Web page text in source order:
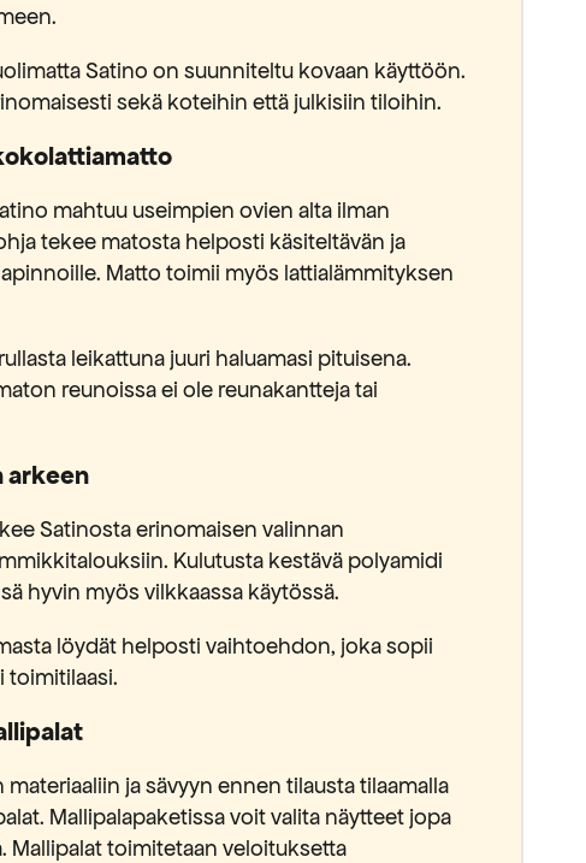
Satino on suunniteltu kovaan käyttöön.
sekä koteihin että julkisiin tiloihin.
mahtuu useimpien ovien alta ilman
tekee matosta helposti käsiteltävän ja
Matto toimii myös lattialämmityksen
leikattuna juuri haluamasi pituisena.
reunoissa ei ole reunakantteja tai
arkeen
Satinosta erinomaisen valinnan
Kulutusta kestävä polyamidi
hyvin myös vilkkaassa käytössä.
löydät helposti vaihtoehdon, joka sopii
toimitilaasi.
ja sävyyn ennen tilausta tilaamalla
Mallipalapaketissa voit valita näytteet jopa
Mallipalat toimitetaan veloituksetta